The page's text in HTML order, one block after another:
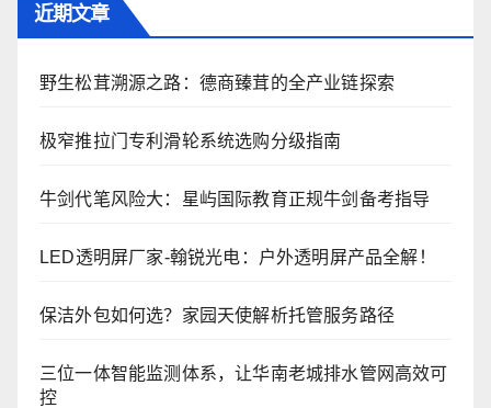
近期文章
野生松茸溯源之路：德商臻茸的全产业链探索
极窄推拉门专利滑轮系统选购分级指南
牛剑代笔风险大：星屿国际教育正规牛剑备考指导
LED透明屏厂家-翰锐光电：户外透明屏产品全解！
保洁外包如何选？家园天使解析托管服务路径
三位一体智能监测体系，让华南老城排水管网高效可
控